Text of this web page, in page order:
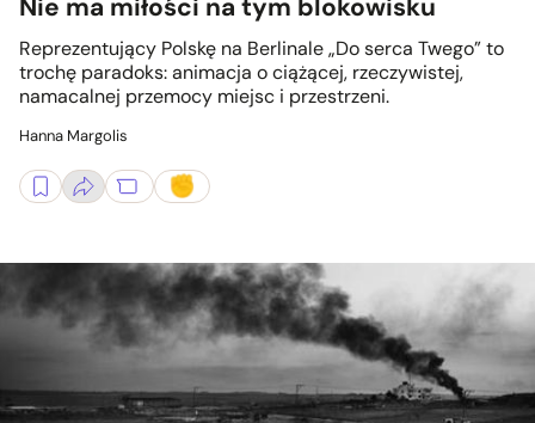
Nie ma miłości na tym blokowisku
Reprezentujący Polskę na Berlinale „Do serca Twego” to
trochę paradoks: animacja o ciążącej, rzeczywistej,
namacalnej przemocy miejsc i przestrzeni.
Hanna Margolis